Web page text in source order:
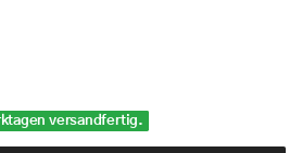
versandfertig.